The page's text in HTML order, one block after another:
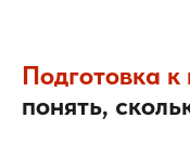
Подготовка
понять,